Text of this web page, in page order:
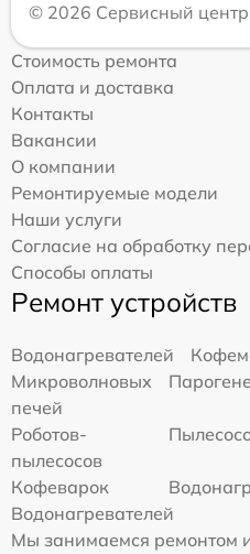
© 2026 Сервисный центр
Стоимость ремонта
Оплата и доставка
Контакты
Вакансии
О компании
Ремонтируемые модели
Наши услуги
Согласие на обработку
Способы оплаты
Ремонт устройств
Водонагревателей
Микроволновых
печей
Роботов-
пылесосов
Кофеварок
Водонагревателей
Мы занимаемся ремонтом